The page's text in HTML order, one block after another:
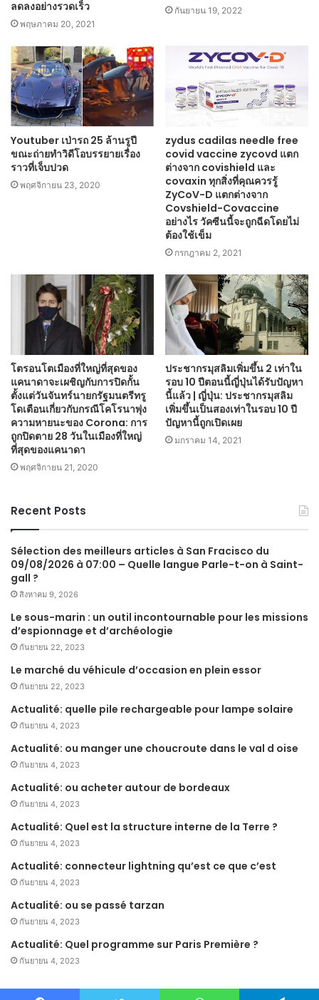
ลดลงอย่างรวดเร็ว
พฤษภาคม 20, 2021
กันยายน 19, 2022
Youtuber เป่ารถ 25 ล้านรูปี
ขณะถ่ายทำวิดีโอบรรยายเรื่อง
ราวที่เจ็บปวด
พฤศจิกายน 23, 2020
zydus cadilas needle free
covid vaccine zycovd แตก
ต่างจาก covishield และ
covaxin ทุกสิ่งที่คุณควรรู้
ZyCoV-D แตกต่างจาก
Covshield-Covaccine
อย่างไร วัคซีนนี้จะถูกฉีดโดยไม่
ต้องใช้เข็ม
กรกฎาคม 2, 2021
โตรอนโตเมืองที่ใหญ่ที่สุดของ
แคนาดาจะเผชิญกับการปิดกั้น
ตั้งแต่วันจันทร์นายกรัฐมนตรีทรู
โดเตือนเกี่ยวกับกรณีโคโรนาพุ่ง
ความหายนะของ Corona: การ
ถูกปิดตาย 28 วันในเมืองที่ใหญ่
ที่สุดของแคนาดา
พฤศจิกายน 21, 2020
ประชากรมุสลิมเพิ่มขึ้น 2 เท่าใน
รอบ 10 ปีตอนนี้ญี่ปุ่นได้รับปัญหา
นี้แล้ว | ญี่ปุ่น: ประชากรมุสลิม
เพิ่มขึ้นเป็นสองเท่าในรอบ 10 ปี
ปัญหานี้ถูกเปิดเผย
มกราคม 14, 2021
Recent Posts
Sélection des meilleurs articles à San Fracisco du
09/08/2026 à 07:00 – Quelle langue Parle-t-on à Saint-
gall ?
สิงหาคม 9, 2026
Le sous-marin : un outil incontournable pour les missions
d’espionnage et d’archéologie
กันยายน 22, 2023
Le marché du véhicule d’occasion en plein essor
กันยายน 22, 2023
Actualité: quelle pile rechargeable pour lampe solaire
กันยายน 4, 2023
Actualité: ou manger une choucroute dans le val d oise
กันยายน 4, 2023
Actualité: ou acheter autour de bordeaux
กันยายน 4, 2023
Actualité: Quel est la structure interne de la Terre ?
กันยายน 4, 2023
Actualité: connecteur lightning qu’est ce que c’est
กันยายน 4, 2023
Actualité: ou se passé tarzan
กันยายน 4, 2023
Actualité: Quel programme sur Paris Première ?
กันยายน 4, 2023